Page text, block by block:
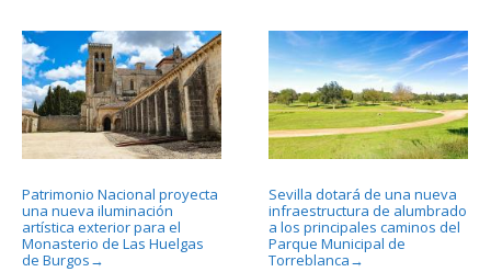
Patrimonio Nacional proyecta
una nueva iluminación
artística exterior para el
Monasterio de Las Huelgas
de Burgos →
Sevilla dotará de una nueva
infraestructura de alumbrado
a los principales caminos del
Parque Municipal de
Torreblanca →